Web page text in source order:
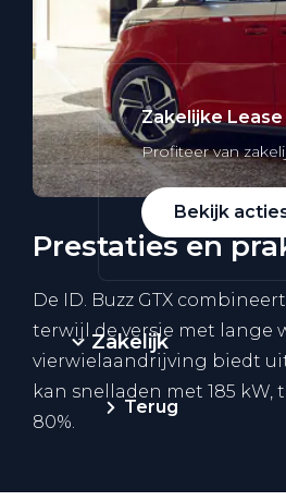
Zakelijke
Profiteer van
Bekijk
Zakelijk
Terug
Prestaties en
De ID. Buzz GTX
terwijl de versie met lange
vierwielaandrijving biedt
kan snelladen met 185
80%.